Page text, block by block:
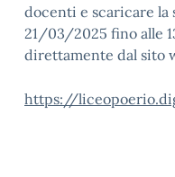
docenti e scaricare la
21/03/2025 fino alle
direttamente dal sito
https://